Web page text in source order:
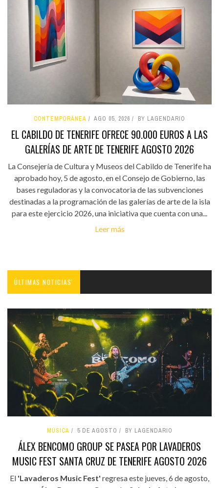
CONTEMPORÁNEA AGO 05, 2026 BY LAGENDARIO
EL CABILDO DE TENERIFE OFRECE 90.000 EUROS A LAS
GALERÍAS DE ARTE DE TENERIFE AGOSTO 2026
La Consejería de Cultura y Museos del Cabildo de Tenerife ha
aprobado hoy, 5 de agosto, en el Consejo de Gobierno, las
bases reguladoras y la convocatoria de las subvenciones
destinadas a la programación de las galerías de arte de la isla
para este ejercicio 2026, una iniciativa que cuenta con una...
Leer más
ÚLTIMAS NOTICIAS'
MÚSICA 5 DE AGOSTO BY LAGENDARIO
ÁLEX BENCOMO GROUP SE PASEA POR LAVADEROS
MUSIC FEST SANTA CRUZ DE TENERIFE AGOSTO 2026
El 'Lavaderos Music Fest' regresa este jueves, 6 de agosto,